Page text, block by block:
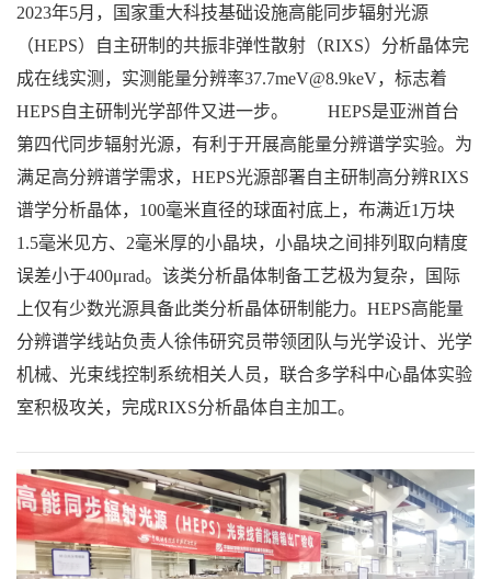
2023年5月，国家重大科技基础设施高能同步辐射光源
（HEPS）自主研制的共振非弹性散射（RIXS）分析晶体完
成在线实测，实测能量分辨率37.7meV@8.9keV，标志着
HEPS自主研制光学部件又进一步。 HEPS是亚洲首台
第四代同步辐射光源，有利于开展高能量分辨谱学实验。为
满足高分辨谱学需求，HEPS光源部署自主研制高分辨RIXS
谱学分析晶体，100毫米直径的球面衬底上，布满近1万块
1.5毫米见方、2毫米厚的小晶块，小晶块之间排列取向精度
误差小于400μrad。该类分析晶体制备工艺极为复杂，国际
上仅有少数光源具备此类分析晶体研制能力。HEPS高能量
分辨谱学线站负责人徐伟研究员带领团队与光学设计、光学
机械、光束线控制系统相关人员，联合多学科中心晶体实验
室积极攻关，完成RIXS分析晶体自主加工。